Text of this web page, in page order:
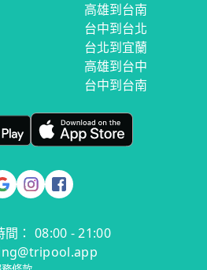
高雄到台南
台中到台北
台北到宜蘭
高雄到台中
台中到台南
間： 08:00 - 21:00